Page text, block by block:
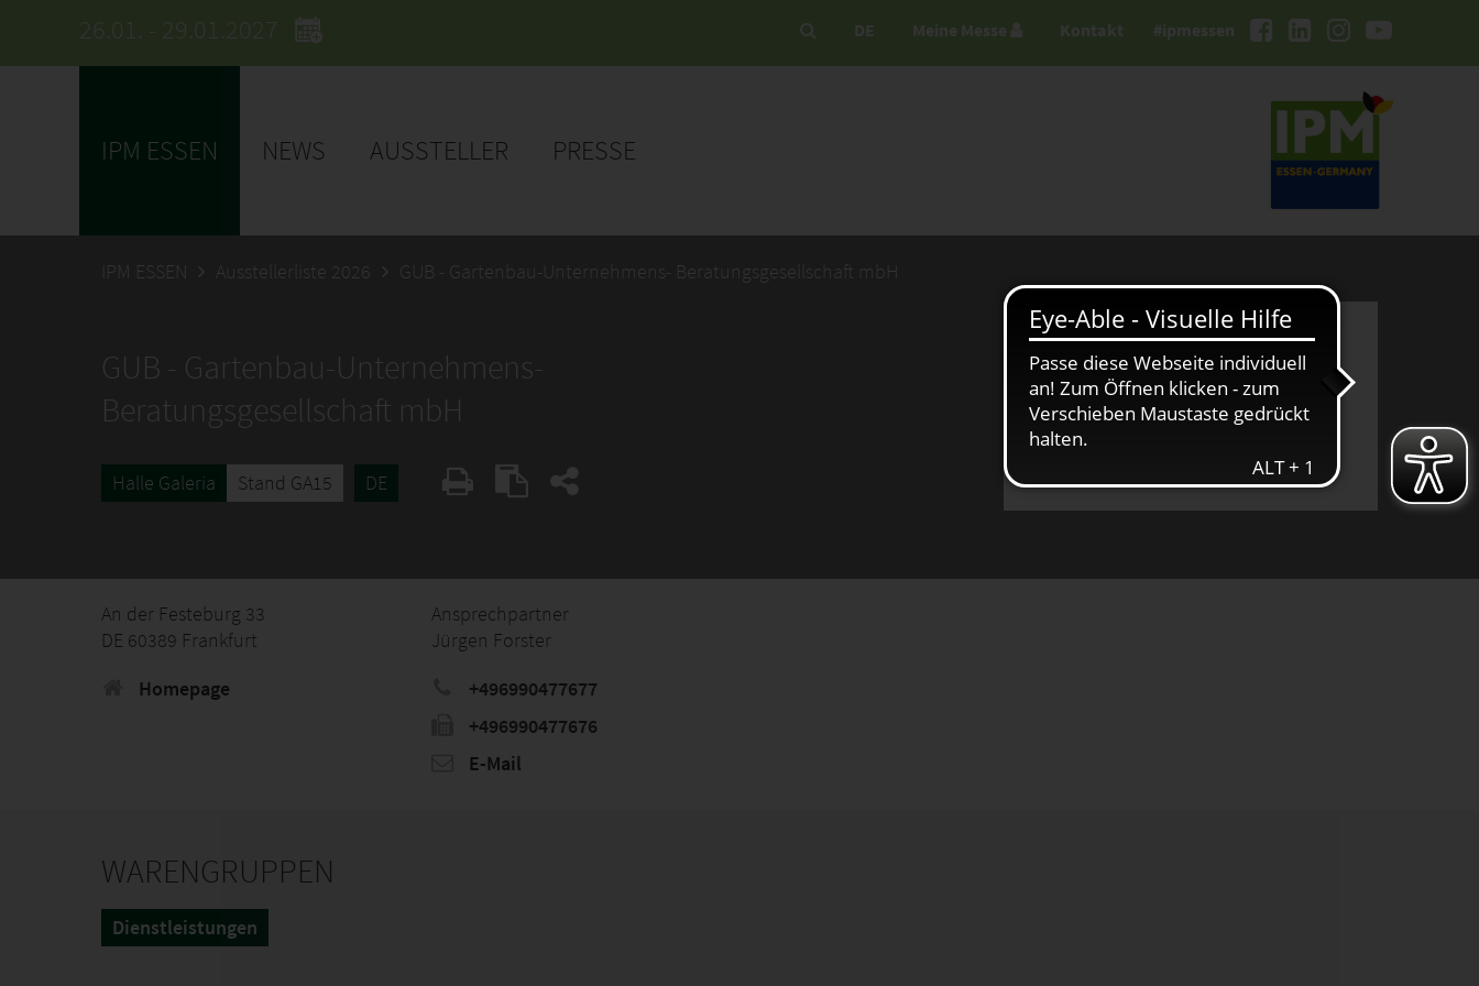
26.01. - 29.01.2027 #ipmessen
DE Meine Messe Kontakt
IPM ESSEN NEWS AUSSTELLER PRESSE
IPM ESSEN Ausstellerliste 2026 GUB - Gartenbau-Unternehmens- Beratungsgesellschaft mbH
GUB - Gartenbau-Unternehmens-
Beratungsgesellschaft mbH
Halle Galeria Stand GA15 DE
An der Festeburg 33
DE 60389 Frankfurt
Homepage
Ansprechpartner
Jürgen Forster
+496990477677
+496990477676
E-Mail
WARENGRUPPEN
Dienstleistungen